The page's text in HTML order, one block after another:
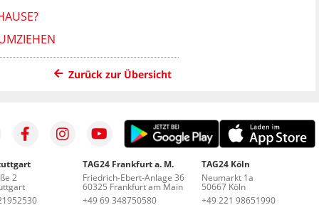
Zurück zur Übersicht
2
TAG24 Frankfurt a. M.
Friedrich-Ebert-Anlage 36
60325 Frankfurt am Main
+49 69 348750580
TAG24 Köln
Neumarkt 1a
50667 Köln
+49 221 98651990